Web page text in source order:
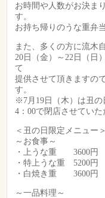
お時間や人数がお決ま
す。
お持ち帰りのうな重弁
また、多くの方に流木
20日（金）～22日（日
て
提供させて頂きますの
す。
※7月19日（木）は丑の
4：00で閉店させていた
＜丑の日限定メニュー＞
～お食事～
・上うな重 3600円
・特上うな重 5200円
・白焼き重 3600円
～一品料理～